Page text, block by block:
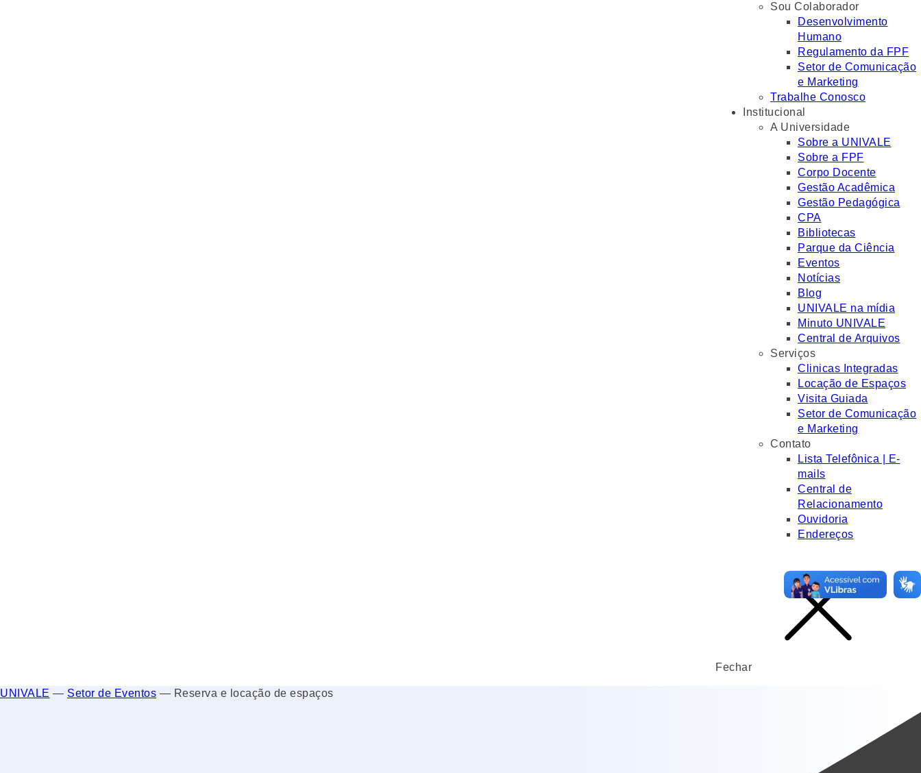
Sou Colaborador
Desenvolvimento
Humano
Regulamento da FPF
Setor de Comunicação
e Marketing
Trabalhe Conosco
Institucional
A Universidade
Sobre a UNIVALE
Sobre a FPF
Corpo Docente
Gestão Acadêmica
Gestão Pedagógica
CPA
Bibliotecas
Parque da Ciência
Eventos
Notícias
Blog
UNIVALE na mídia
Minuto UNIVALE
Central de Arquivos
Serviços
Clinicas Integradas
Locação de Espaços
Visita Guiada
Setor de Comunicação
e Marketing
Contato
Lista Telefônica | E-
mails
Central de
Relacionamento
Ouvidoria
Endereços
Fechar
UNIVALE — Setor de Eventos — Reserva e locação de espaços